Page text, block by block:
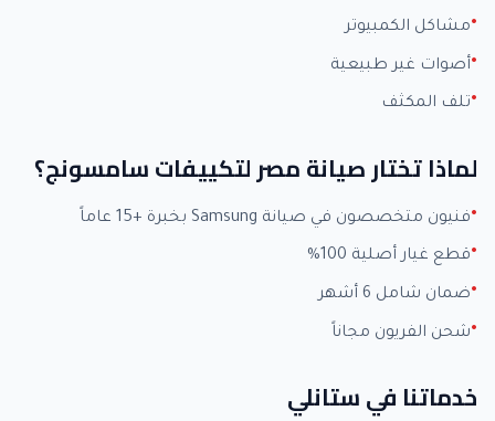
مشاكل الكمبيوتر
أصوات غير طبيعية
تلف المكثف
لماذا تختار صيانة مصر لتكييفات سامسونج؟
فنيون متخصصون في صيانة Samsung بخبرة +15 عاماً
قطع غيار أصلية 100%
ضمان شامل 6 أشهر
شحن الفريون مجاناً
خدماتنا في ستانلي